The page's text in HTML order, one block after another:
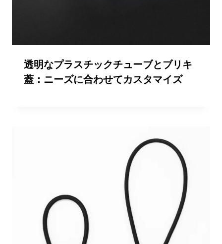
透明なプラスチックチューブとブリキ
蓋：ニーズに合わせてカスタマイズ